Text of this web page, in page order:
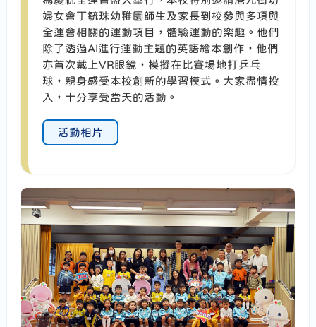
婦女會丁毓珠幼稚園師生及家長到校參與多項與
全運會相關的運動項目，體驗運動的樂趣。他們
除了透過AI進行運動主題的英語繪本創作，他們
亦首次戴上VR眼鏡，模擬在比賽場地打乒乓
球，親身感受本校創新的學習模式。大家盡情投
入，十分享受當天的活動。
活動相片